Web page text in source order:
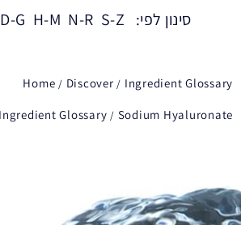
סינון לפי:
D-G H-M N-R S-Z
Home Discover Ingredient Glossary
Ingredient Glossary Sodium Hyaluronate